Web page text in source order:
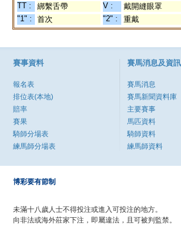
TT : 綁繫舌帶 V : 戴開縫眼罩
"1" :
首次 "2" : 重戴
賽事資料
報名表
排位表(本地)
賠率
賽果
騎師分場表
練馬師分場表
賽馬消息及資訊
賽馬消息
賽馬新聞資料庫
主要賽事
馬匹資料
騎師資料
練馬師資料
博彩要有節制
未滿十八歲人士不得投注或進入可投注的地方。
向非法或海外莊家下注，即屬違法，且可被判監禁。